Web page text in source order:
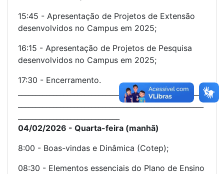
15:45 - Apresentação de Projetos de Extensão
desenvolvidos no Campus em 2025;
16:15 - Apresentação de Projetos de Pesquisa
desenvolvidos no Campus em 2025;
17:30 - Encerramento.
_____________________________________________________
_____________________________________________________
04/02/2026 - Quarta-feira (manhã)
8:00 - Boas-vindas e Dinâmica (Cotep);
08:30 - Elementos essenciais do Plano de Ensino